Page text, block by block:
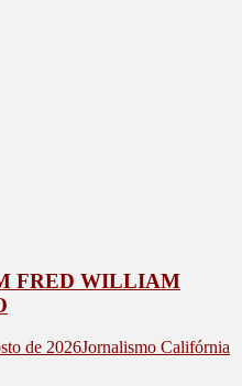
FRED WILLIAM
de 2026Jornalismo Califórnia